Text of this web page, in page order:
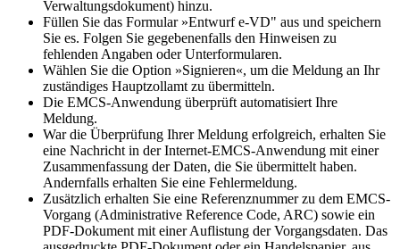
Verwaltungsdokument) hinzu.
Füllen Sie das Formular »Entwurf e-VD" aus und speichern
Sie es. Folgen Sie gegebenenfalls den Hinweisen zu
fehlenden Angaben oder Unterformularen.
Wählen Sie die Option »Signieren«, um die Meldung an Ihr
zuständiges Hauptzollamt zu übermitteln.
Die EMCS-Anwendung überprüft automatisiert Ihre
Meldung.
War die Überprüfung Ihrer Meldung erfolgreich, erhalten Sie
eine Nachricht in der Internet-EMCS-Anwendung mit einer
Zusammenfassung der Daten, die Sie übermittelt haben.
Andernfalls erhalten Sie eine Fehlermeldung.
Zusätzlich erhalten Sie eine Referenznummer zu dem EMCS-
Vorgang (Administrative Reference Code, ARC) sowie ein
PDF-Dokument mit einer Auflistung der Vorgangsdaten. Das